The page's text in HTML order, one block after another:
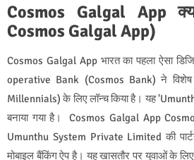
Cosmos Galgal App
Cosmos Galgal App)
Cosmos Galgal App भारत का पहला ऐसा
operative Bank (Cosmos Bank) ने
Millennials) के लिए लॉन्च किया है। यह
बनाया गया है। Cosmos Galgal App
Umunthu System Private Limited की
मोबाइल बैंकिंग ऐप है। यह खासतौर पर युवाओं के